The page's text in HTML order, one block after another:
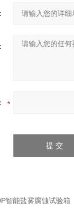
智能盐雾腐蚀试验箱